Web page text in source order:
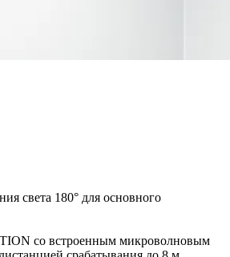
света 180° для основного
со встроенным микроволновым